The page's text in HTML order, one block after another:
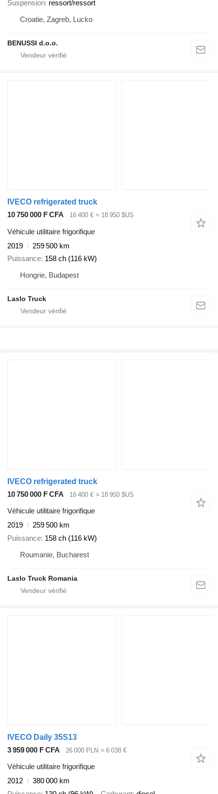
Suspension ressort/ressort
Croatie, Zagreb, Lucko
BENUSSI d.o.o.
IVECO refrigerated truck
10 750 000 F CFA
16 400 € ≈ 18 950 $US
Véhicule utilitaire frigorifique
2019
259 500 km
Puissance 158 ch (116 kW)
Hongrie, Budapest
Laslo Truck
IVECO refrigerated truck
10 750 000 F CFA
16 400 € ≈ 18 950 $US
Véhicule utilitaire frigorifique
2019
259 500 km
Puissance 158 ch (116 kW)
Roumanie, Bucharest
Laslo Truck Romania
IVECO Daily 35S13
3 959 000 F CFA
26 000 PLN ≈ 6 038 €
Véhicule utilitaire frigorifique
2012
380 000 km